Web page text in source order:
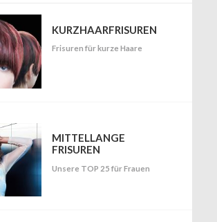
KURZHAARFRISUREN
Frisuren für kurze Haare
MITTELLANGE
FRISUREN
Unsere TOP 25 für Frauen